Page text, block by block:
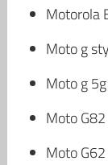
Motorola
Moto g
Moto g
Moto
Moto